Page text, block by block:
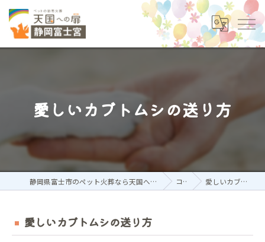
愛しいカブトムシの送り方
静岡県富士市のペット火葬なら天国への扉 ペットメモリアル静岡富士宮 コラム 愛しいカブトムシの送り方
愛しいカブトムシの送り方